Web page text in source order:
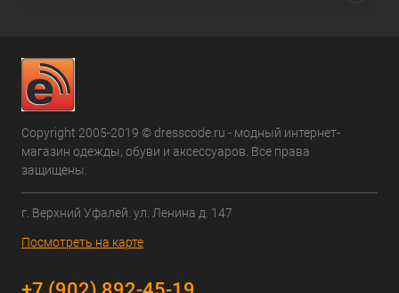
Copyright 2005-2019 © dresscode.ru - модный интернет-
магазин одежды, обуви и аксессуаров. Все права
защищены.
г. Верхний Уфалей. ул. Ленина д. 147
Посмотреть на карте